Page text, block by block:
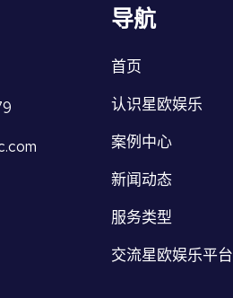
导航
首页
认识星欧娱乐
案例中心
新闻动态
服务类型
交流星欧娱乐平台